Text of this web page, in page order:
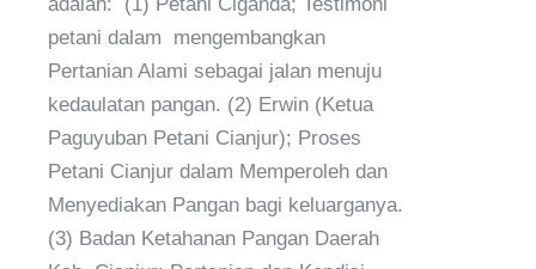
petani dalam mengembangkan
Pertanian Alami sebagai jalan menuju
kedaulatan pangan. (2) Erwin (Ketua
Paguyuban Petani Cianjur); Proses
Petani Cianjur dalam Memperoleh dan
Menyediakan Pangan bagi keluarganya.
(3) Badan Ketahanan Pangan Daerah